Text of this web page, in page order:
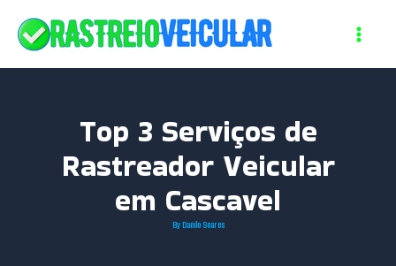
Top 3 Serviços de
Rastreador Veicular
em Cascavel
ByDanilo Soares